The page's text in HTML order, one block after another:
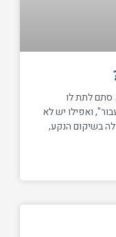
סתם לתת לו
ואפילו יש לא
בשיקום הנקע,